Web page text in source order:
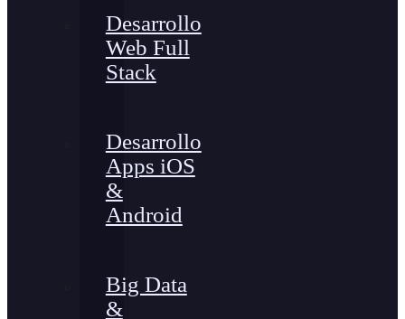
Desarrollo
Web Full
Stack
Desarrollo
Apps iOS
&
Android
Big Data
&